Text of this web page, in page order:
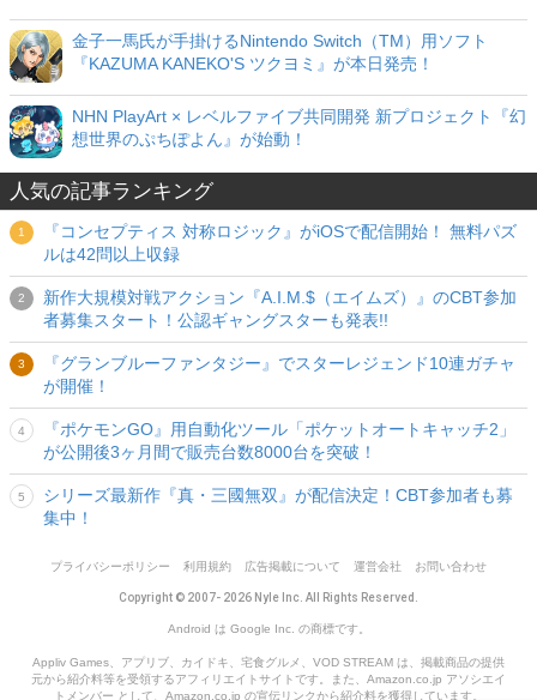
金子一馬氏が手掛けるNintendo Switch（TM）用ソフト
『KAZUMA KANEKO'S ツクヨミ』が本日発売！
NHN PlayArt × レベルファイブ共同開発 新プロジェクト『幻
想世界のぷちぽよん』が始動！
人気の記事ランキング
『コンセプティス 対称ロジック』がiOSで配信開始！ 無料パズ
ルは42問以上収録
新作大規模対戦アクション『A.I.M.$（エイムズ）』のCBT参加
者募集スタート！公認ギャングスターも発表!!
『グランブルーファンタジー』でスターレジェンド10連ガチャ
が開催！
『ポケモンGO』用自動化ツール「ポケットオートキャッチ2」
が公開後3ヶ月間で販売台数8000台を突破！
シリーズ最新作『真・三國無双』が配信決定！CBT参加者も募
集中！
プライバシーポリシー 利用規約 広告掲載について 運営会社 お問い合わせ
Copyright © 2007- 2026 Nyle Inc. All Rights Reserved.
Android は Google Inc. の商標です。
Appliv Games、アプリブ、カイドキ、宅食グルメ、VOD STREAM は、掲載商品の提供
元から紹介料等を受領するアフィリエイトサイトです。また、Amazon.co.jp アソシエイ
トメンバー として、Amazon.co.jp の宣伝リンクから紹介料を獲得しています。